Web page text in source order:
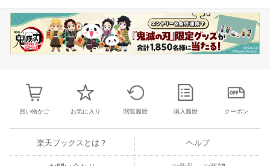
買い物かご お気に入り 閲覧履歴 購入履歴 クーポン
楽天ブックスとは？ ヘルプ